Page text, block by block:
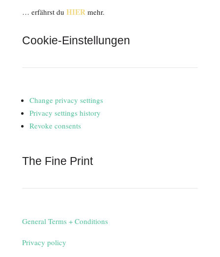
… erfährst du HIER mehr.
Cookie-Einstellungen
Change privacy settings
Privacy settings history
Revoke consents
The Fine Print
General Terms + Conditions
Privacy policy